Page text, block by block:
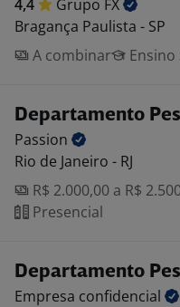
4,4 Grupo FX
Bragança Paulista - SP
A combinar
Departamento
Passion
Rio de Janeiro - RJ
R$ 2.000,00 a R$
Presencial
Departamento
Empresa confidencial